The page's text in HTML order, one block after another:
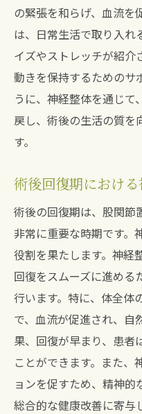
の緊張を和らげ、血流を
は、日常生活で取り入れ
イズやストレッチが紹介
動きを保持するためのサ
うに、神経整体を通じて
戻し、術後の生活の質を
す。
術後回復期におけ
術後の回復期は、股関節
非常に重要な時期です。
役割を果たします。神経
回復をスムーズに進める
行います。特に、体全体
で、血流が促進され、自
果、回復が早まり、患者
ことができます。また、
ョンを促すため、精神的
総合的な健康改善に寄与